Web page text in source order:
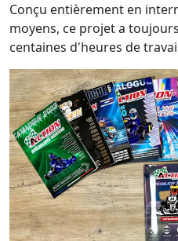
Conçu entièrement en
moyens, ce projet a
centaines d'heures de